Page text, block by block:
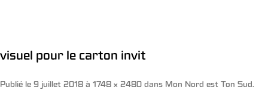
visuel pour le carton invit
Publié le 9 juillet 2018 à 1748 × 2480 dans Mon Nord est Ton Sud.